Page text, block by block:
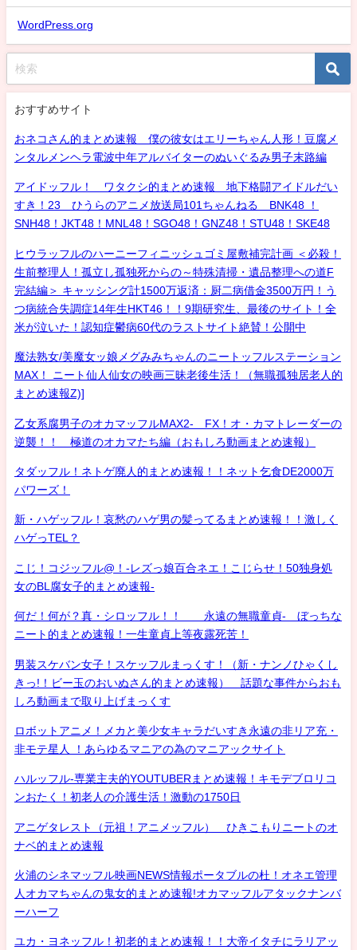
WordPress.org
おすすめサイト
おネコさん的まとめ速報 僕の彼女はエリーちゃん人形！豆腐メ
ンタルメンヘラ電波中年アルバイターのぬいぐるみ男子末路編
アイドッフル！ ワタクシ的まとめ速報 地下格闘アイドルだい
すき！23 ひうらのアニメ放送局101ちゃんねる BNK48 ！
SNH48！JKT48！MNL48！SGO48！GNZ48！STU48！SKE48
ヒウラッフルのハーニーフィニッシュゴミ屋敷補完計画 ＜必殺！
生前整理人！孤立し孤独死からの～特殊清掃・遺品整理への道F
完結編＞ キャッシング計1500万返済：厨二病借金3500万円！う
つ病統合失調症14年生HKT46！！9期研究生、最後のサイト！全
米が泣いた！認知症鬱病60代のラストサイト絶賛！公開中
魔法熟女/美魔女ッ娘メグみみちゃんのニートッフルステーション
MAX！ ニート仙人仙女の映画三昧老後生活！（無職孤独居老人的
まとめ速報Z)]
乙女系腐男子のオカマッフルMAX2- FX！オ・カマトレーダーの
逆襲！！ 極道のオカマたち編（おもしろ動画まとめ速報）
タダッフル！ネトゲ廃人的まとめ速報！！ネット乞食DE2000万
パワーズ！
新・ハゲッフル！哀愁のハゲ男の髪ってるまとめ速報！！激しく
ハゲっTEL？
こじ！コジッフル@！-レズっ娘百合ネエ！こじらせ！50独身処
女のBL腐女子的まとめ速報-
何だ！何が？真・シロッフル！！ 永遠の無職童貞- ぼっちな
ニート的まとめ速報！一生童貞上等夜露死苦！
男装スケバン女子！スケッフルまっくす！（新・ナンノひゃくし
きっ!！ビー玉のおいぬさん的まとめ速報） 話題な事件からおも
しろ動画まで取り上げまっくす
ロボットアニメ！メカと美少女キャラだいすき永遠の非リア充・
非モテ星人 ！あらゆるマニアの為のマニアックサイト
ハルッフル-専業主夫的YOUTUBERまとめ速報！キモデブロリコ
ンおたく！初老人の介護生活！激動の1750日
アニゲタレスト（元祖！アニメッフル） ひきこもりニートのオ
ナベ的まとめ速報
火浦のシネマッフル映画NEWS情報ポータブルの杜！オネエ管理
人オカマちゃんの鬼女的まとめ速報!オカマッフルアタックナンバ
ーハーフ
ユカ・ヨネッフル！初老的まとめ速報！！大帝イタチにラリアッ